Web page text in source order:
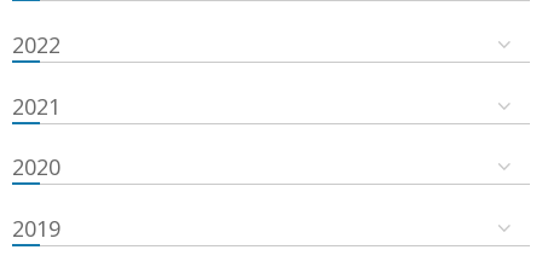
2022
2021
2020
2019